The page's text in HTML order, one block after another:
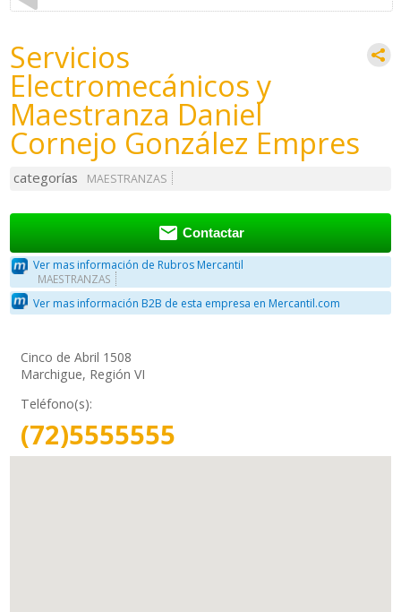
Servicios
Electromecánicos y
Maestranza Daniel
Cornejo González Empres
categorías MAESTRANZAS
 Contactar
Ver mas información de Rubros Mercantil
MAESTRANZAS
Ver mas información B2B de esta empresa en Mercantil.com
Cinco de Abril 1508
Marchigue, Región VI
Teléfono(s):
(72)5555555